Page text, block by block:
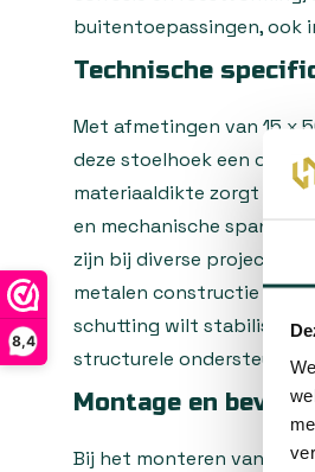
8,4
buitentoepassingen, ook
Technische
Met afmetingen van 15 x
deze stoelhoek een
materiaaldikte zorgt
en mechanische
zijn bij diverse projecten.
metalen constructie wilt
schutting wilt stabiliseren,
structurele ondersteuning.
Montage en
Bij het monteren van de